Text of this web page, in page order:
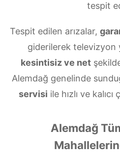
tespit
Tespit edilen arızalar,
giderilerek televizyon
kesintisiz ve net
Alemdağ genelinde
servisi ile hızlı ve
Alemdağ